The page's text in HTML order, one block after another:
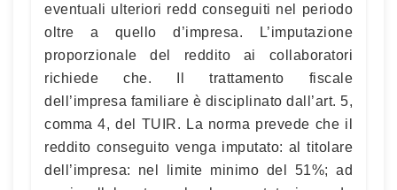
eventuali ulteriori redd conseguiti nel periodo
oltre a quello d’impresa. L’imputazione
proporzionale del reddito ai collaboratori
richiede che. Il trattamento fiscale
dell’impresa familiare è disciplinato dall’art. 5,
comma 4, del TUIR. La norma prevede che il
reddito conseguito venga imputato: al titolare
dell’impresa: nel limite minimo del 51%; ad